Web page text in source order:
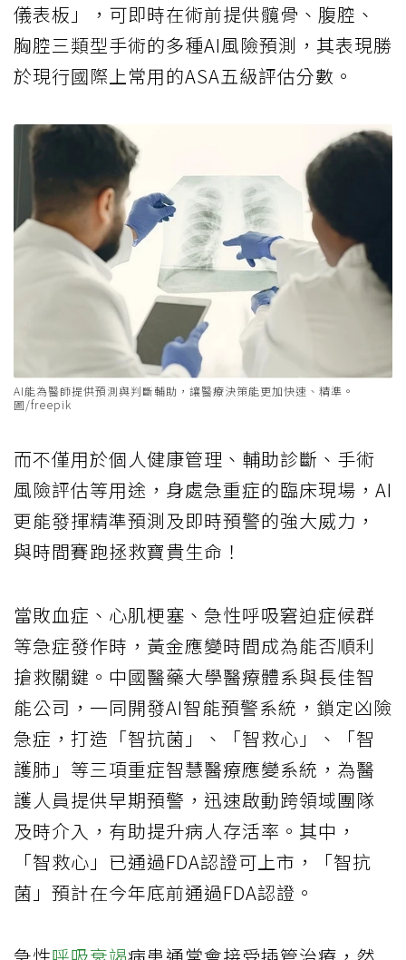
儀表板」，可即時在術前提供髖骨、腹腔、
胸腔三類型手術的多種AI風險預測，其表現勝
於現行國際上常用的ASA五級評估分數。
AI能為醫師提供預測與判斷輔助，讓醫療決策能更加快速、精準。
圖/freepik
而不僅用於個人健康管理、輔助診斷、手術
風險評估等用途，身處急重症的臨床現場，AI
更能發揮精準預測及即時預警的強大威力，
與時間賽跑拯救寶貴生命！
當敗血症、心肌梗塞、急性呼吸窘迫症候群
等急症發作時，黃金應變時間成為能否順利
搶救關鍵。中國醫藥大學醫療體系與長佳智
能公司，一同開發AI智能預警系統，鎖定凶險
急症，打造「智抗菌」、「智救心」、「智
護肺」等三項重症智慧醫療應變系統，為醫
護人員提供早期預警，迅速啟動跨領域團隊
及時介入，有助提升病人存活率。其中，
「智救心」已通過FDA認證可上市，「智抗
菌」預計在今年底前通過FDA認證。